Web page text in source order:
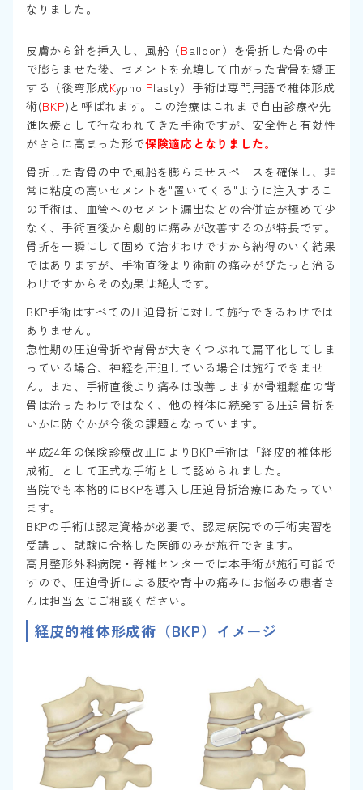
なりました。
皮膚から針を挿入し、風船（Balloon）を骨折した骨の中
で膨らませた後、セメントを充填して曲がった背骨を矯正
する（後弯形成Kypho Plasty）手術は専門用語で椎体形成
術(BKP)と呼ばれます。この治療はこれまで自由診療や先
進医療として行なわれてきた手術ですが、安全性と有効性
がさらに高まった形で保険適応となりました。
骨折した背骨の中で風船を膨らませスペースを確保し、非
常に粘度の高いセメントを"置いてくる"ように注入するこ
の手術は、血管へのセメント漏出などの合併症が極めて少
なく、手術直後から劇的に痛みが改善するのが特長です。
骨折を一瞬にして固めて治すわけですから納得のいく結果
ではありますが、手術直後より術前の痛みがぴたっと治る
わけですからその効果は絶大です。
BKP手術はすべての圧迫骨折に対して施行できるわけでは
ありません。
急性期の圧迫骨折や背骨が大きくつぶれて扁平化してしま
っている場合、神経を圧迫している場合は施行できませ
ん。また、手術直後より痛みは改善しますが骨粗鬆症の背
骨は治ったわけではなく、他の椎体に続発する圧迫骨折を
いかに防ぐかが今後の課題となっています。
平成24年の保険診療改正によりBKP手術は「経皮的椎体形
成術」として正式な手術として認められました。
当院でも本格的にBKPを導入し圧迫骨折治療にあたってい
ます。
BKPの手術は認定資格が必要で、認定病院での手術実習を
受講し、試験に合格した医師のみが施行できます。
高月整形外科病院・脊椎センターでは本手術が施行可能で
すので、圧迫骨折による腰や背中の痛みにお悩みの患者さ
んは担当医にご相談ください。
経皮的椎体形成術（BKP）イメージ